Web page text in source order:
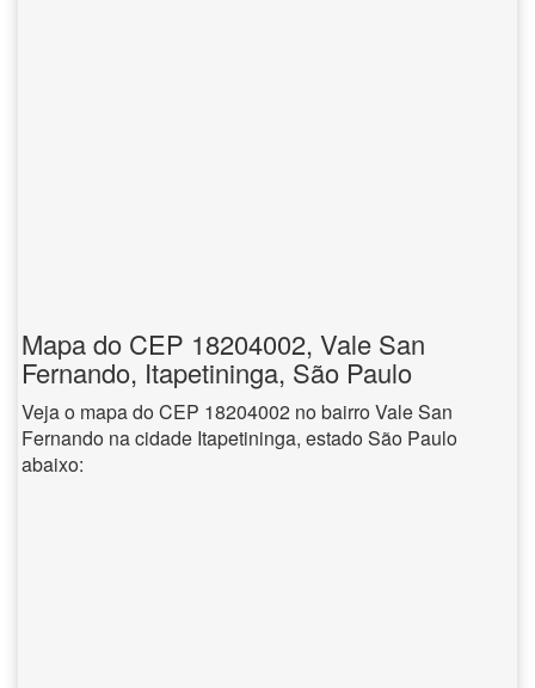
Mapa do CEP 18204002, Vale San
Fernando, Itapetininga, São Paulo
Veja o mapa do CEP 18204002 no bairro Vale San
Fernando na cidade Itapetininga, estado São Paulo
abaixo: